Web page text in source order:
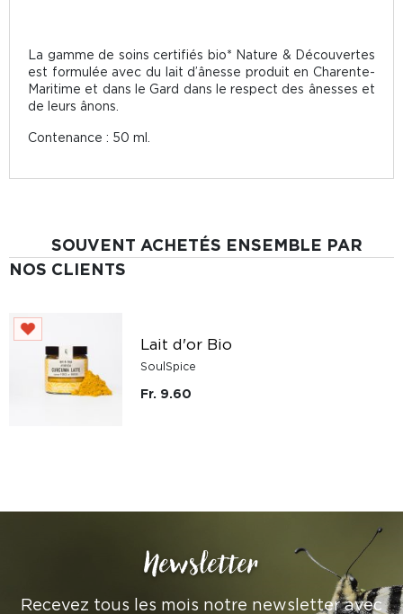
La gamme de soins certifiés bio* Nature & Découvertes
est formulée avec du lait d’ânesse produit en Charente-
Maritime et dans le Gard dans le respect des ânesses et
de leurs ânons.
Contenance : 50 ml.
SOUVENT ACHETÉS ENSEMBLE PAR
NOS CLIENTS
Lait d'or Bio
SoulSpice
Fr. 9.60
Newsletter
Recevez tous les mois notre newsletter avec